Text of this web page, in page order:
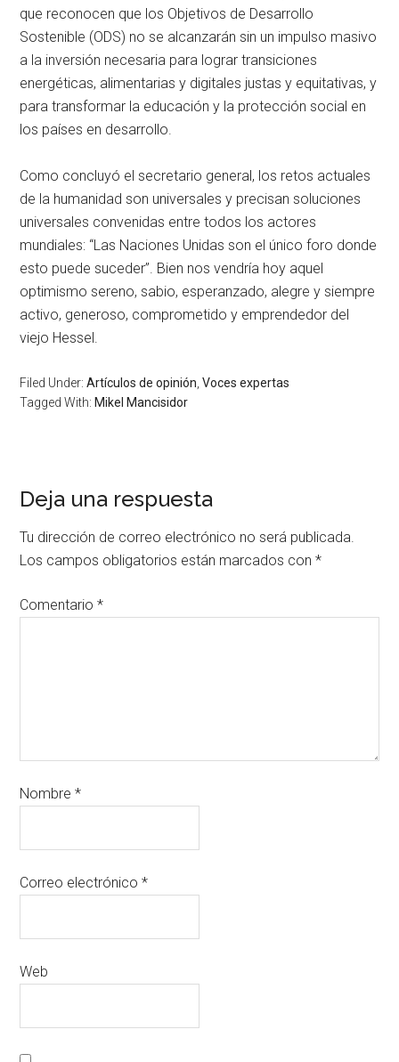
que reconocen que los Objetivos de Desarrollo
Sostenible (ODS) no se alcanzarán sin un impulso masivo
a la inversión necesaria para lograr transiciones
energéticas, alimentarias y digitales justas y equitativas, y
para transformar la educación y la protección social en
los países en desarrollo.
Como concluyó el secretario general, los retos actuales
de la humanidad son universales y precisan soluciones
universales convenidas entre todos los actores
mundiales: “Las Naciones Unidas son el único foro donde
esto puede suceder”. Bien nos vendría hoy aquel
optimismo sereno, sabio, esperanzado, alegre y siempre
activo, generoso, comprometido y emprendedor del
viejo Hessel.
Filed Under:Artículos de opinión ,Voces expertas
Tagged With: Mikel Mancisidor
Deja una respuesta
Tu dirección de correo electrónico no será publicada.
Los campos obligatorios están marcados con*
Comentario*
Nombre*
Correo electrónico*
Web